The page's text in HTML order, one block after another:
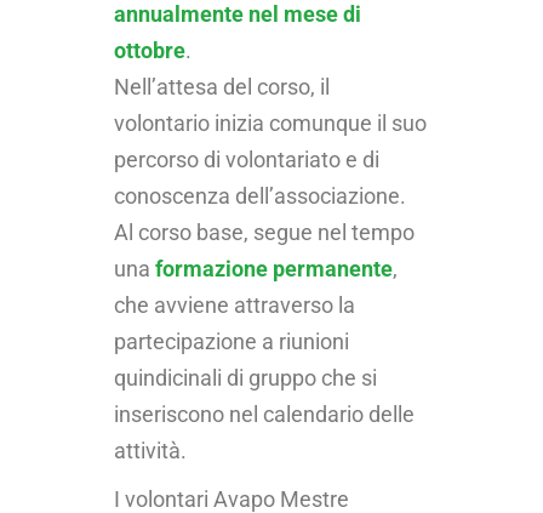
annualmente nel mese di
ottobre.
Nell’attesa del corso, il
volontario inizia comunque il suo
percorso di volontariato e di
conoscenza dell’associazione.
Al corso base, segue nel tempo
una formazione permanente,
che avviene attraverso la
partecipazione a riunioni
quindicinali di gruppo che si
inseriscono nel calendario delle
attività.
I volontari Avapo Mestre